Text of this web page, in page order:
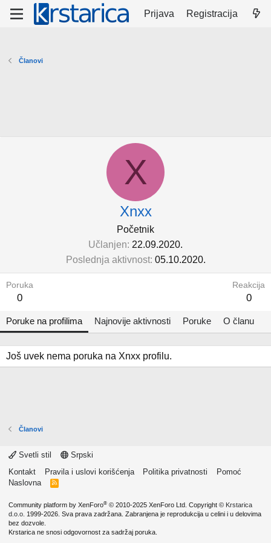
Prijava Registracija
Članovi
X
Xnxx
Početnik
Učlanjen 22.09.2020.
Poslednja aktivnost 05.10.2020.
Poruka
0
Reakcija
0
Poruke na profilima Najnovije aktivnosti Poruke O članu
Još uvek nema poruka na Xnxx profilu.
Članovi
Svetli stil
Srpski
Kontakt
Pravila i uslovi korišćenja Politika privatnosti
Pomoć
Naslovna
R
Community platform by XenForo® © 2010-2025 XenForo Ltd. Copyright © Krstarica
d.o.o. 1999-2026. Sva prava zadržana. Zabranjena je reprodukcija u celini i u delovima
bez dozvole.
Krstarica ne snosi odgovornost za sadržaj poruka.